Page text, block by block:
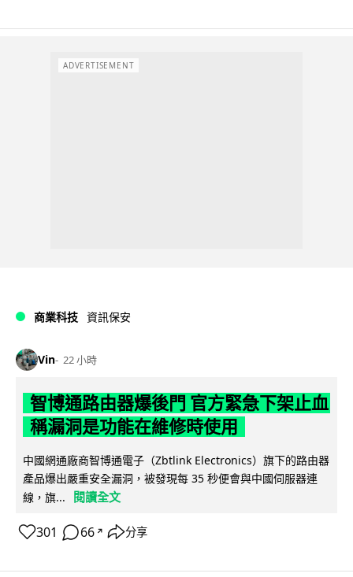
ADVERTISEMENT
商業科技 資訊保安
Vin 22 小時
智博通路由器爆後門 官方緊急下架止血
稱漏洞是功能在維修時使用
中國網通廠商智博通電子（Zbtlink Electronics）旗下的路由器
產品爆出嚴重安全漏洞，被發現每 35 秒便會與中國伺服器連
線，旗...
閱讀全文
301 66 ↗ 分享